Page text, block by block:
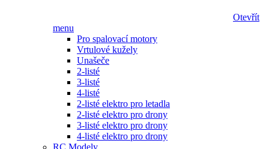
Otevřít
menu
Pro spalovací motory
Vrtulové kužely
Unašeče
2-listé
3-listé
4-listé
2-listé elektro pro letadla
2-listé elektro pro drony
3-listé elektro pro drony
4-listé elektro pro drony
RC Modely